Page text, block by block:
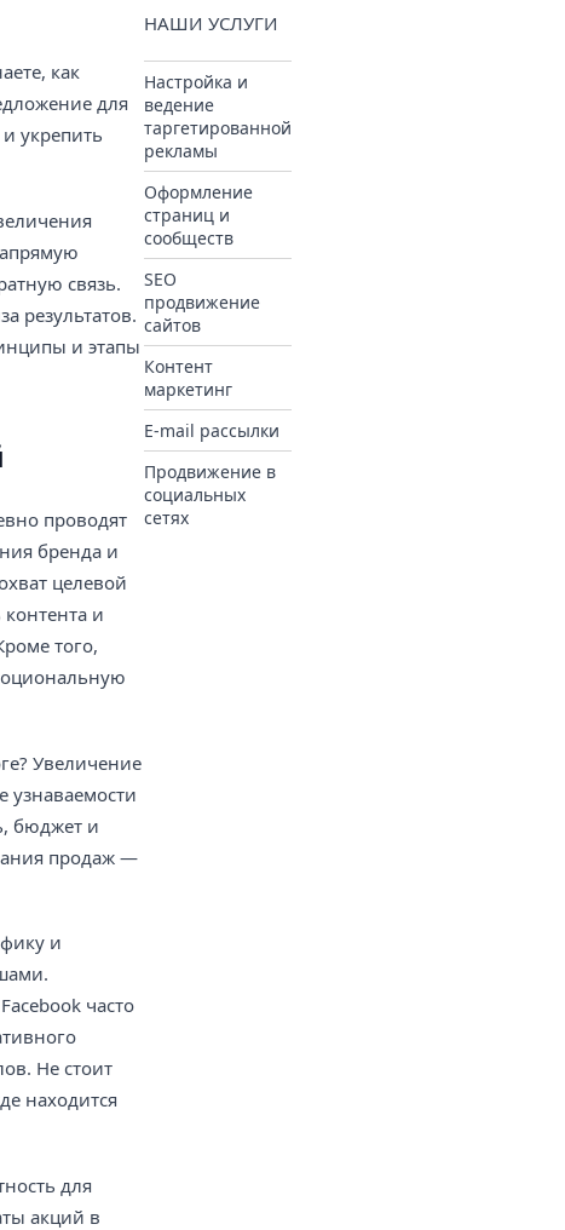
как
для
укрепить
связь.
результатов.
и этапы
проводят
бренда и
целевой
и
того,
Увеличение
узнаваемости
бюджет и
продаж —
и
часто
Не стоит
находится
для
акций в
НАШИ УСЛУГИ
Настройка и
ведение
таргетированной
рекламы
Оформление
страниц и
сообществ
SEO
продвижение
сайтов
Контент
маркетинг
E-mail рассылки
Продвижение в
социальных
сетях